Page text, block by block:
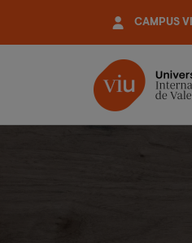
contenido
CAMPUS